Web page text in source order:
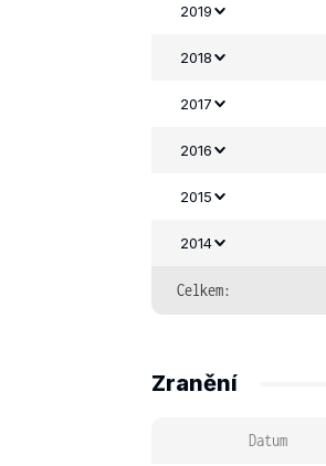
2019
2018
2017
2016
2015
2014
Celkem:
Zranění
Datum